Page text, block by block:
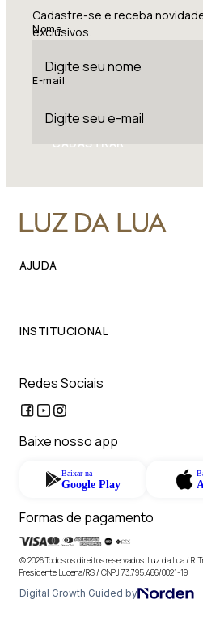
Cadastre-se e receba
exclusivos.
Nome
E-mail
CADASTRAR
AJUDA
INSTITUCIONAL
Redes Sociais
Baixe nosso app
Baixar na
Google Play
Formas de pagamento
© 2026 Todos os direitos reservados. Luz da Lua / R.
Presidente Lucena/RS / CNPJ 73.795.486/0021-19
Digital Growth Guided by